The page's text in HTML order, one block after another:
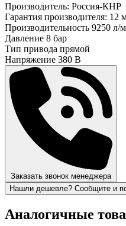
Производитель: Россия-КНР
Гарантия производителя: 12
Производительность 9250 л/
Давление 8 бар
Тип привода прямой
Напряжение 380 В
Заказать звонок менеджера
Нашли дешевле? Сообщите и
Аналогичные